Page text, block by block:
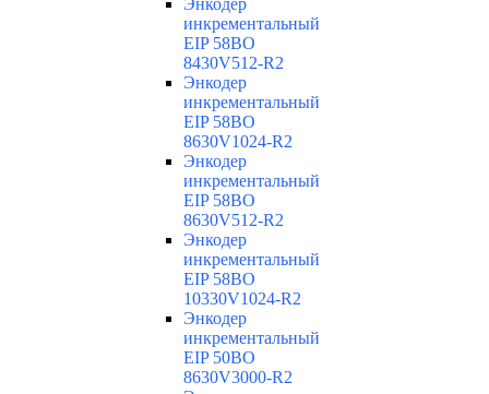
Энкодер
инкрементальный
EIP 58BO
8430V512-R2
Энкодер
инкрементальный
EIP 58BO
8630V1024-R2
Энкодер
инкрементальный
EIP 58BO
8630V512-R2
Энкодер
инкрементальный
EIP 58BO
10330V1024-R2
Энкодер
инкрементальный
EIP 50BO
8630V3000-R2